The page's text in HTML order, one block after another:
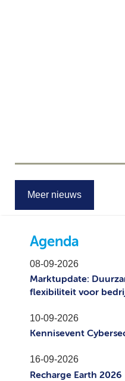
Meer nieuws
Agenda
08-09-2026
Marktupdate:
flexibiliteit voor
10-09-2026
Kennisevent
16-09-2026
Recharge Earth 2026